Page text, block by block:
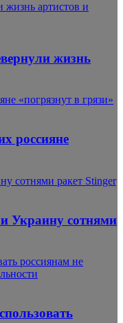
жизнь артистов и
жизнь
«погрязнут в грязи»
россияне
сотнями ракет Stinger
Украину сотнями
россиянам не